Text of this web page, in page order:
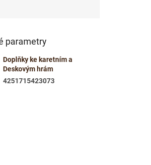
parametry
Doplňky ke karetním a
Deskovým hrám
4251715423073